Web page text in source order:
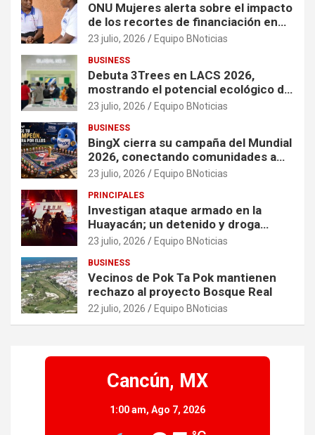
ONU Mujeres alerta sobre el impacto
de los recortes de financiación en
organizaciones que apoyan a
crisis
23 julio, 2026 Equipo BNoticias
BUSINESS
Debuta 3Trees en LACS 2026,
mostrando el potencial ecológico de
China en América
23 julio, 2026 Equipo BNoticias
BUSINESS
BingX cierra su campaña del Mundial
2026, conectando comunidades a
través de experiencias exclusivas
23 julio, 2026 Equipo BNoticias
PRINCIPALES
Investigan ataque armado en la
Huayacán; un detenido y droga
asegurada tras persecución
23 julio, 2026 Equipo BNoticias
BUSINESS
Vecinos de Pok Ta Pok mantienen
rechazo al proyecto Bosque Real
22 julio, 2026 Equipo BNoticias
Cancún, MX
1:00 am, Ago 7, 2026